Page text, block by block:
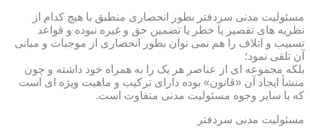
مسئولیت مدنی سردفتر بطور انحصاری منطبق با هیچ کدام از
نظریه های تقصیر یا خطر یا تضمین حق و غیره نبوده و قواعد
تسبیب و اتلاف را هم نمی توان بطور انحصاری از موجبات و مبانی
آن تلقی نمود؛
بلکه مجموعه ای از عناصر هر یک را به همراه خود داشته و چون
منشأ ایجاد آن «قانون» بوده دارای ترکیب و ماهیت ویژه ای است
که با سایر وجوه مسئولیت مدنی متفاوت است.
مسئولیت مدنی سردفتر